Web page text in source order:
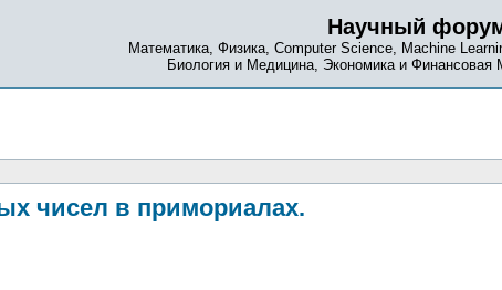
Научный
Математика, Физика, Computer Science, Machine
Биология и Медицина, Экономика и Финансовая
чисел в примориалах.